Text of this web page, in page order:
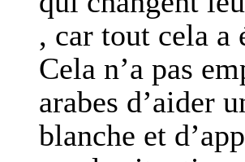
, car tout cela a
Cela n’a pas
arabes d’aider
blanche et